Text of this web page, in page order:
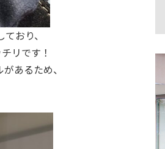
おり、
リです！
あるため、